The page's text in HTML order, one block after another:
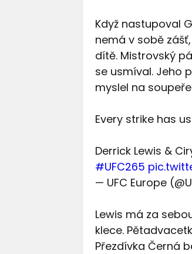
Když nastupoval
nemá v sobě
dítě. Mistrovský
se usmíval. Jeho
myslel na
Every strike has
Derrick Lewis &
#UFC265
— UFC Europe
Lewis má za
klece.
Přezdívka Černá